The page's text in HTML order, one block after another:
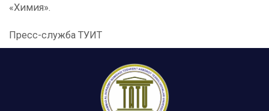
«Химия».
Пресс-служба ТУИТ